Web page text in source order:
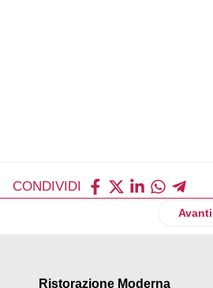
CONDIVIDI
Avanti
Ristorazione Moderna